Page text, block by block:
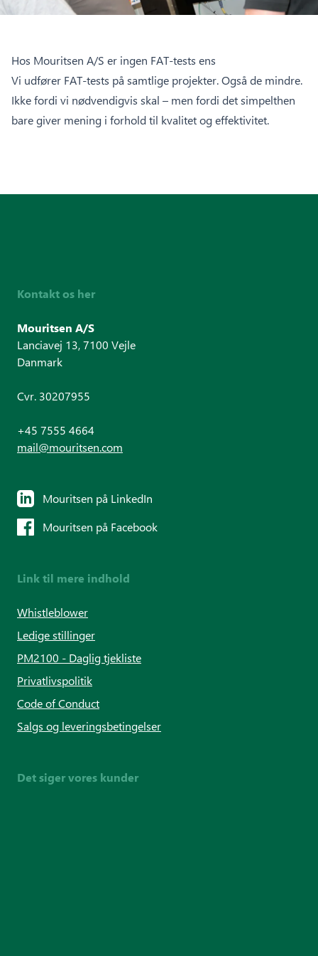
Hos Mouritsen A/S er ingen FAT-tests ens
Vi udfører FAT-tests på samtlige projekter. Også de mindre.
Ikke fordi vi nødvendigvis skal – men fordi det simpelthen
bare giver mening i forhold til kvalitet og effektivitet.
Kontakt os her
Mouritsen A/S
Lanciavej 13, 7100 Vejle
Danmark
Cvr. 30207955
+45 7555 4664
mail@mouritsen.com
Mouritsen på LinkedIn
Mouritsen på Facebook
Link til mere indhold
Whistleblower
Ledige stillinger
PM2100 - Daglig tjekliste
Privatlivspolitik
Code of Conduct
Salgs og leveringsbetingelser
Det siger vores kunder